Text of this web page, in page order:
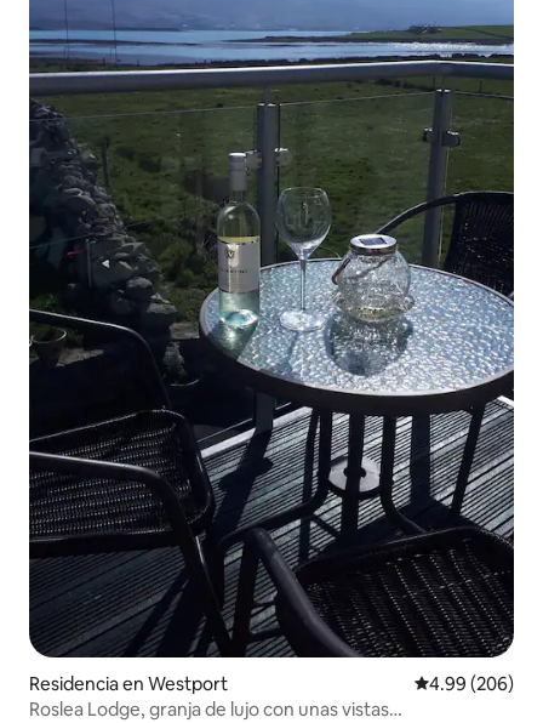
Residencia en Westport Calificación
4.99 (206)
Roslea Lodge, granja de lujo con unas vistas